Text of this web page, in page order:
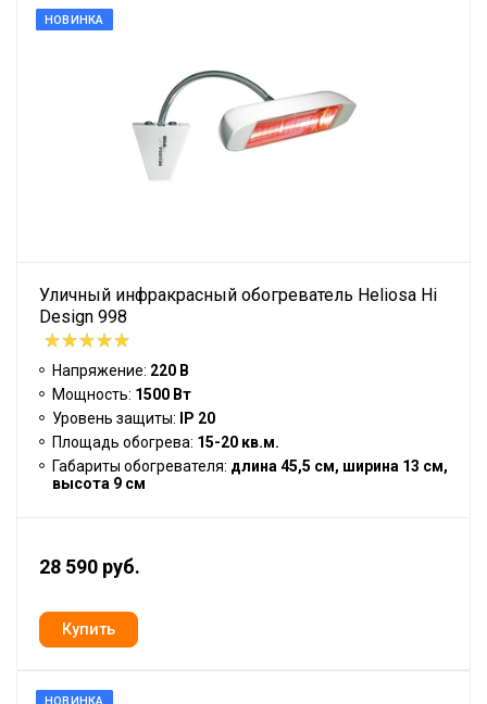
НОВИНКА
Уличный инфракрасный обогреватель Heliosa Hi
Design 998
Напряжение: 220 В
Мощность: 1500 Вт
Уровень защиты:
IP 20
Площадь обогрева: 15-20 кв.м.
Габариты обогревателя: длина 45,5 см, ширина 13 см,
высота 9 см
28 590 руб.
НОВИНКА